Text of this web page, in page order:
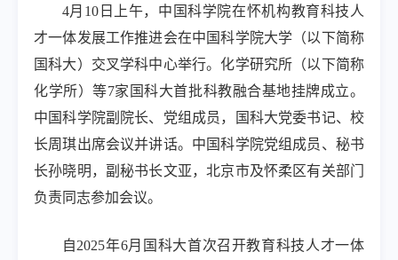
4月 10日上午，中国科学院在怀机构教育科技人
才一体发展工作推进会在中国科学院大学（以下简称
国科大）交叉学科中心举行。化学研究所（以下简称
化学所）等7家国科大首批科教融合基地挂牌成立。
中国科学院副院长、党组成员，国科大党委书记、校
长周琪出席会议并讲话。中国科学院党组成员、秘书
长孙晓明，副秘书长文亚，北京市及怀柔区有关部门
负责同志参加会议。
自2025年6月国科大首次召开教育科技人才一体